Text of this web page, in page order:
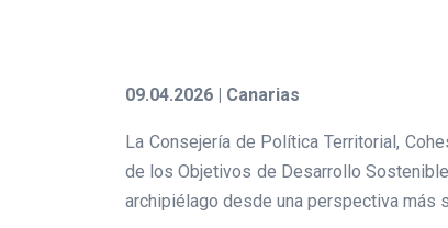
09.04.2026 | Canarias
La Consejería de Política Territorial,
de los Objetivos de Desarrollo
archipiélago desde una perspectiva más